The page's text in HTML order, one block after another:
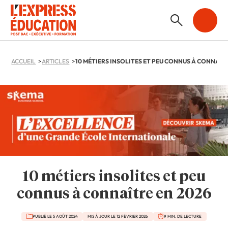
ACCUEIL ARTICLES
10 métiers insolites et peu
connus à connaître en 2026
PUBLIÉ LE 5 AOÛT 2024 MIS À JOUR LE 12 FÉVRIER 2026 9 MIN. DE LECTURE